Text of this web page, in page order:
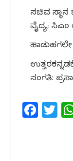
ಸಚಿವ
ವೈದ್ಯ; ಸಿಎಂ
ಸಂಗತಿ:
F T